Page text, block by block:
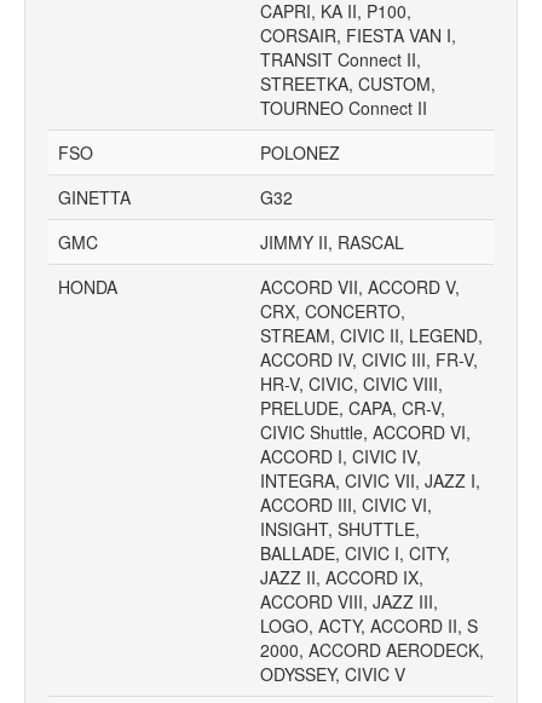
CAPRI, KA II, P100,
CORSAIR, FIESTA VAN I,
TRANSIT Connect II,
STREETKA, CUSTOM,
TOURNEO Connect II
FSO
POLONEZ
GINETTA
G32
GMC
JIMMY II, RASCAL
HONDA
ACCORD VII, ACCORD V,
CRX, CONCERTO,
STREAM, CIVIC II, LEGEND,
ACCORD IV, CIVIC III, FR-V,
HR-V, CIVIC, CIVIC VIII,
PRELUDE, CAPA, CR-V,
CIVIC Shuttle, ACCORD VI,
ACCORD I, CIVIC IV,
INTEGRA, CIVIC VII, JAZZ I,
ACCORD III, CIVIC VI,
INSIGHT, SHUTTLE,
BALLADE, CIVIC I, CITY,
JAZZ II, ACCORD IX,
ACCORD VIII, JAZZ III,
LOGO, ACTY, ACCORD II, S
2000, ACCORD AERODECK,
ODYSSEY, CIVIC V